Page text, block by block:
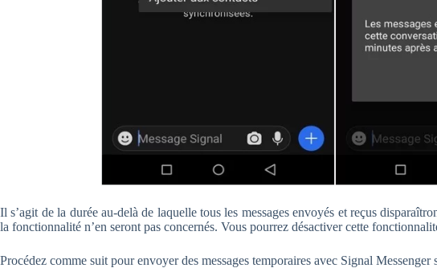
Il s’agit de la durée au-delà de laquelle tous les messages envoyés et reçus
la fonctionnalité n’en seront pas concernés. Vous pourrez désactiver cette
Procédez comme suit pour envoyer des messages temporaires avec Signal Messenger